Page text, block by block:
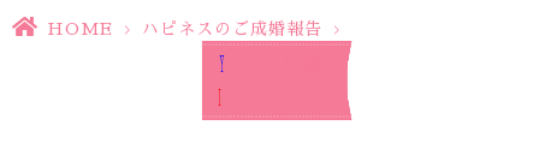
HOME > ハピネスのご成婚報告 >
Y
I